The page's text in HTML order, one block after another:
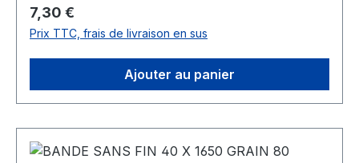
Prix régulier :
7,30 €
Prix TTC, frais de livraison en sus
Ajouter au panier